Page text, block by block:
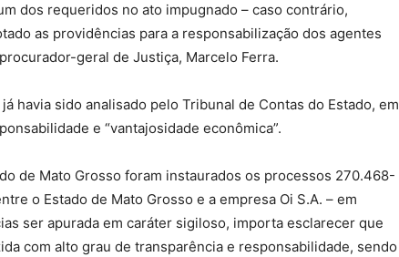
dos requeridos no ato impugnado – caso contrário,
as providências para a responsabilização dos agentes
geral de Justiça, Marcelo Ferra.
havia sido analisado pelo Tribunal de Contas do Estado, em
e “vantajosidade econômica”.
de Mato Grosso foram instaurados os processos 270.468-
o Estado de Mato Grosso e a empresa Oi S.A. – em
ser apurada em caráter sigiloso, importa esclarecer que
com alto grau de transparência e responsabilidade, sendo